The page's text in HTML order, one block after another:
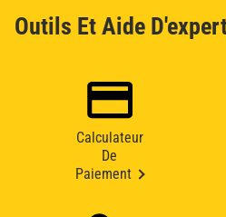
Outils Et Aide
Calculateur
De
Paiement